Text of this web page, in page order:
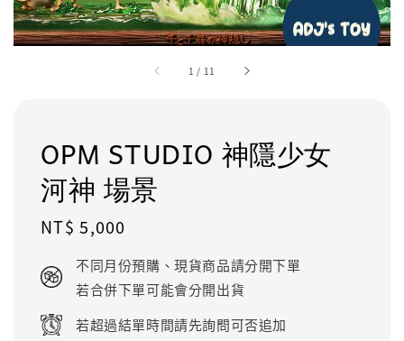
1 / 11
OPM STUDIO 神隱少女
河神 場景
Regular
NT$ 5,000
不同月份預購、現貨商品請分開下單
若合併下單可能會分開出貨
若超過結單時間請先詢問可否追加